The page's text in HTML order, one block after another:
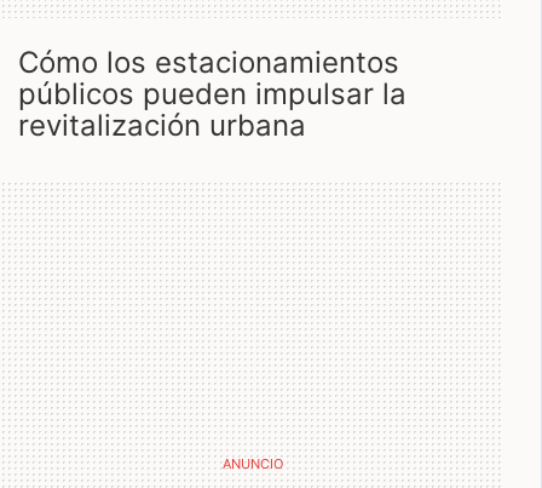
cómo los estacionamientos
públicos pueden impulsar la
revitalización urbana